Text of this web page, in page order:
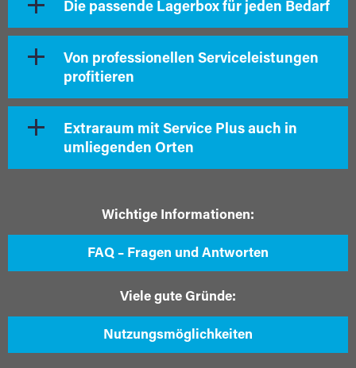
Die passende Lagerbox für jeden Bedarf
Von professionellen Serviceleistungen
profitieren
Extraraum mit Service Plus auch in
umliegenden Orten
Wichtige Informationen:
FAQ – Fragen und Antworten
Viele gute Gründe:
Nutzungsmöglichkeiten